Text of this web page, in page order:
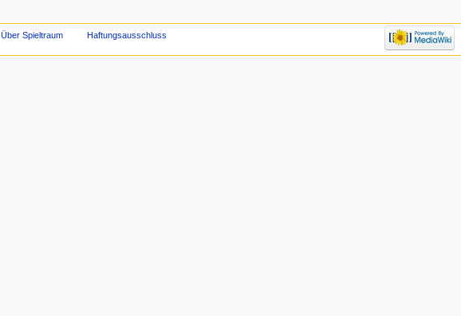
Über Spieltraum Haftungsausschluss